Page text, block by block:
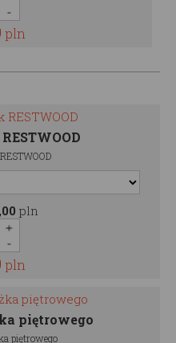
pln
pln
pln
piętrowego
piętrowego